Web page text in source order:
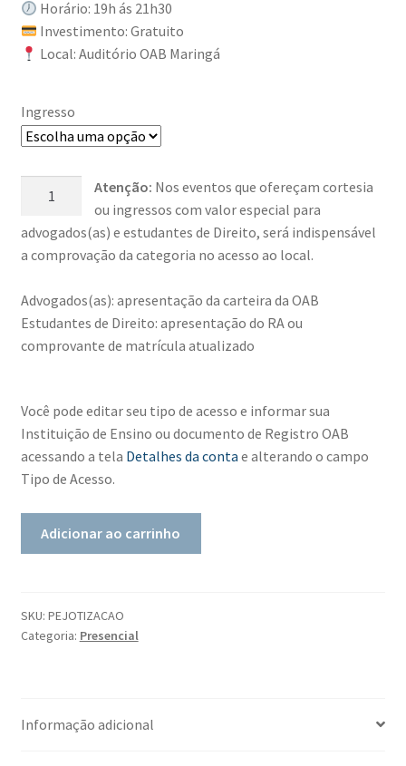
Horário: 19h ás 21h30
Investimento: Gratuito
Local: Auditório OAB Maringá
Ingresso
Pejotização
Seus
efeitos
a
Sociedade
quantidade
Atenção: Nos eventos que ofereçam cortesia
ou ingressos com valor especial para
advogados(as) e estudantes de Direito, será indispensável
a comprovação da categoria no acesso ao local.
Advogados(as): apresentação da carteira da OAB
Estudantes de Direito: apresentação do RA ou
comprovante de matrícula atualizado
Você pode editar seu tipo de acesso e informar sua
Instituição de Ensino ou documento de Registro OAB
acessando a tela Detalhes da conta e alterando o campo
Tipo de Acesso.
Adicionar ao carrinho
SKU: PEJOTIZACAO
Categoria: Presencial
Informação adicional